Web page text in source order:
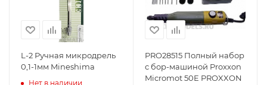
L-2 Ручная микродрель
0,1-1мм Mineshima
Нет в наличии
PRO28515 Полный набор
с бор-машиной Proxxon
Micromot 50E PROXXON